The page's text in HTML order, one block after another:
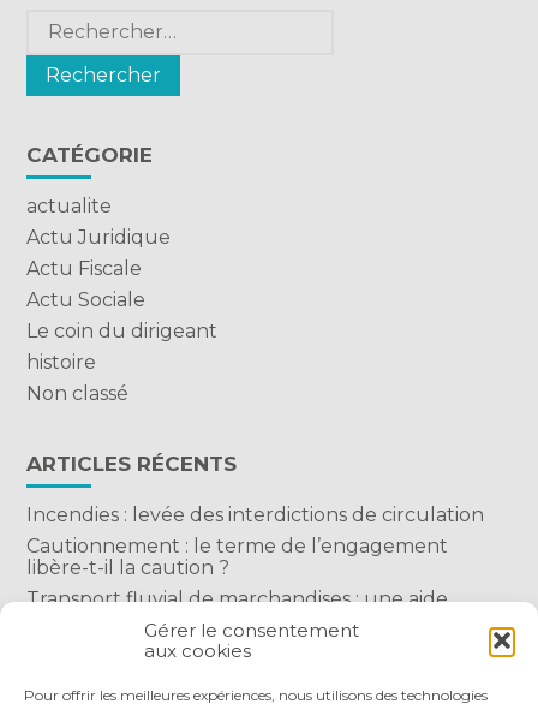
Gérer le consentement
aux cookies
Pour offrir les meilleures expériences, nous utilisons des technologies
Rechercher :
CATÉGORIE
actualite
Actu Juridique
Actu Fiscale
Actu Sociale
Le coin du dirigeant
histoire
Non classé
ARTICLES RÉCENTS
Incendies : levée des interdictions de circulation
Cautionnement : le terme de l’engagement
libère-t-il la caution ?
Transport fluvial de marchandises : une aide
financière bienvenue
Succession : les donations du parent renonçant